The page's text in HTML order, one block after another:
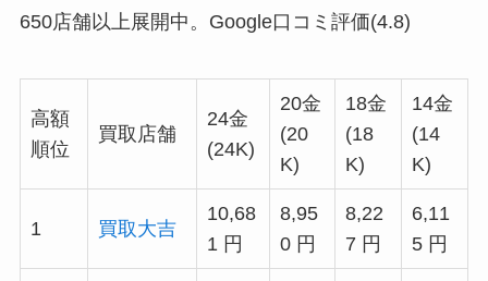
650店舗以上展開中。Google口コミ評価(4.8)
高額
順位
買取店舗
24金
(24K)
20金
(20
K)
18金
(18
K)
14金
(14
K)
1 買取大吉
10,68
1 円
8,95
0 円
8,22
7 円
6,11
5 円